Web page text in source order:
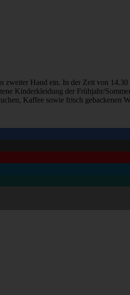
zweiter Hand ein. In der Zeit von
Kinderkleidung der Frühjahr/
Kaffee sowie frisch gebackenen